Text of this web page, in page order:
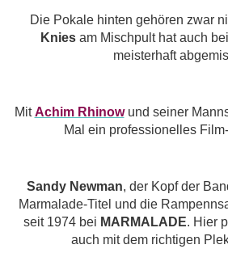
Die Pokale hinten gehören zwar
Knies am Mischpult hat auch
meisterhaft
Mit Achim Rhinow und seiner
Mal ein professionelles
Sandy Newman, der Kopf der
Marmalade-Titel und die
seit 1974 bei MARMALADE. Hier
auch mit dem richtigen